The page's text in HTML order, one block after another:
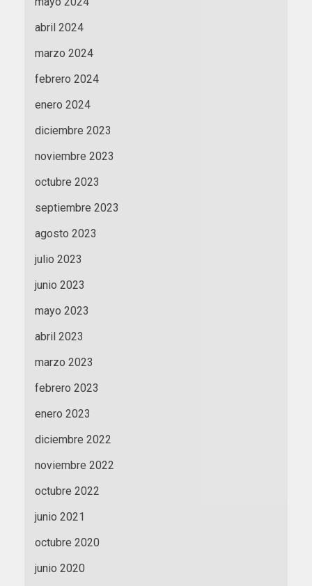
abril 2024
marzo 2024
febrero 2024
enero 2024
diciembre 2023
noviembre 2023
octubre 2023
septiembre 2023
agosto 2023
julio 2023
junio 2023
mayo 2023
abril 2023
marzo 2023
febrero 2023
enero 2023
diciembre 2022
noviembre 2022
octubre 2022
junio 2021
octubre 2020
junio 2020